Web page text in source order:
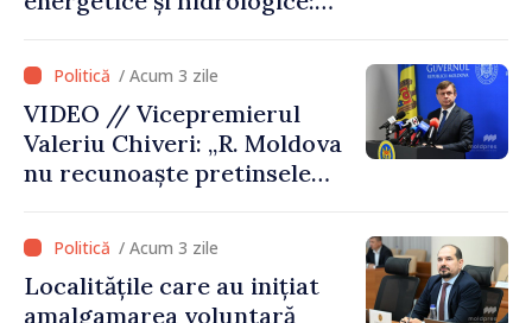
posibilul pentru a atenua
consecințele”
/ Acum 3 zile
VIDEO // Vicepremierul
Valeriu Chiveri: „R. Moldova
nu recunoaște pretinsele
de structurile de la Tiraspol
în raioanele de est”
/ Acum 3 zile
Localitățile care au inițiat
amalgamarea voluntară